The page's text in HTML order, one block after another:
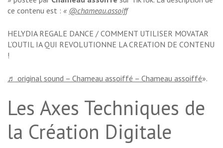
ce contenu est : « @chameau.assoiff
HELYDIA REGALE DANCE / COMMENT UTILISER MOVATAR
L’OUTIL IA QUI REVOLUTIONNE LA CREATION DE CONTENU
!
♬ original sound – Chameau assoiffé – Chameau assoiffé».
Les Axes Techniques de
la Création Digitale